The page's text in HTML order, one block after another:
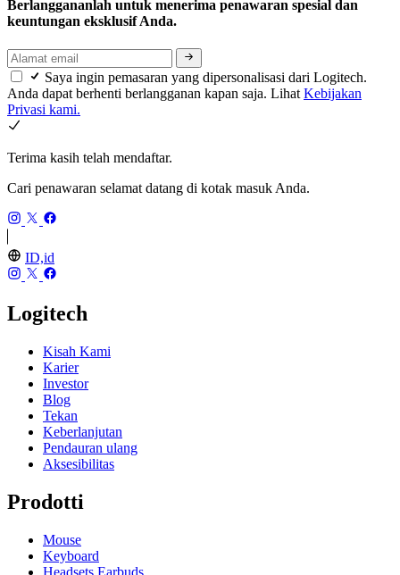
Berlanggananlah untuk menerima penawaran spesial dan
keuntungan eksklusif Anda.
Saya ingin pemasaran yang dipersonalisasi dari Logitech.
Anda dapat berhenti berlangganan kapan saja. Lihat Kebijakan
Privasi kami.
Terima kasih telah mendaftar.
Cari penawaran selamat datang di kotak masuk Anda.
ID,id
Logitech
Kisah Kami
Karier
Investor
Blog
Tekan
Keberlanjutan
Pendauran ulang
Aksesibilitas
Prodotti
Mouse
Keyboard
Headsets Earbuds